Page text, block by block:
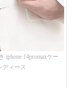
iphone 14promaxケー
ディース